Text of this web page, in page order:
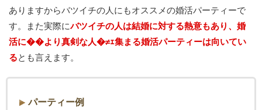
ありますからバツイチの人にもオススメの婚活パーティーで
す。また実際にバツイチの人は結婚に対する熱意もあり、婚
活に��より真剣な人�≠ｪ集まる婚活パーティーは向いてい
るとも言えます。
パーティー例